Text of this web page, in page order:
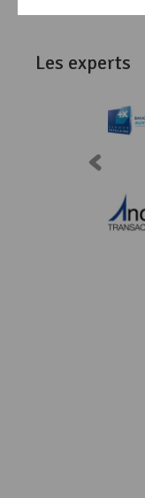
Les experts
Consulter